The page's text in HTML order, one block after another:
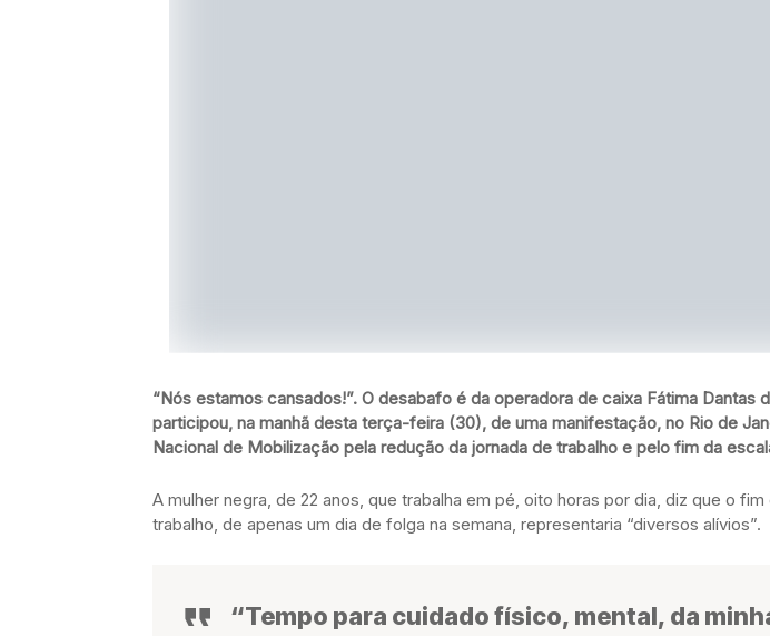
“Nós estamos cansados!”. O desabafo é da operadora de caixa Fátima Dantas
participou, na manhã desta terça-feira (30), de uma manifestação, no Rio de
Nacional de Mobilização pela redução da jornada de trabalho e pelo fim da
A mulher negra, de 22 anos, que trabalha em pé, oito horas por dia, diz que o
trabalho, de apenas um dia de folga na semana, representaria “diversos alívios”.
“Tempo para cuidado físico, mental, da